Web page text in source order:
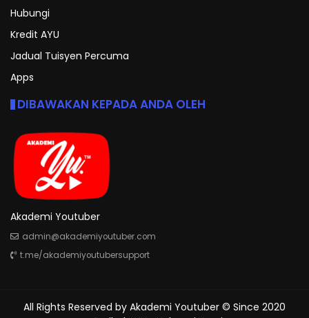
Hubungi
Kredit AYU
Jadual Tuisyen Percuma
Apps
DIBAWAKAN KEPADA ANDA OLEH
Akademi Youtuber
admin@akademiyoutuber.com
t.me/akademiyoutubersupport
All Rights Reserved by Akademi Youtuber © Since 2020